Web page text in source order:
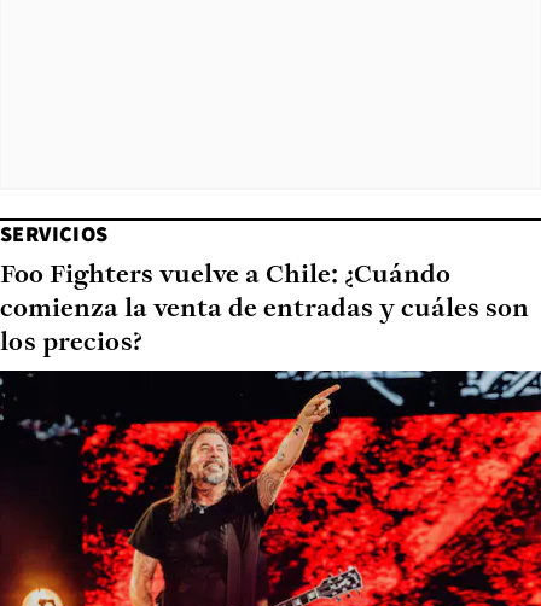
SERVICIOS
Foo Fighters vuelve a Chile: ¿Cuándo
comienza la venta de entradas y cuáles son
los precios?